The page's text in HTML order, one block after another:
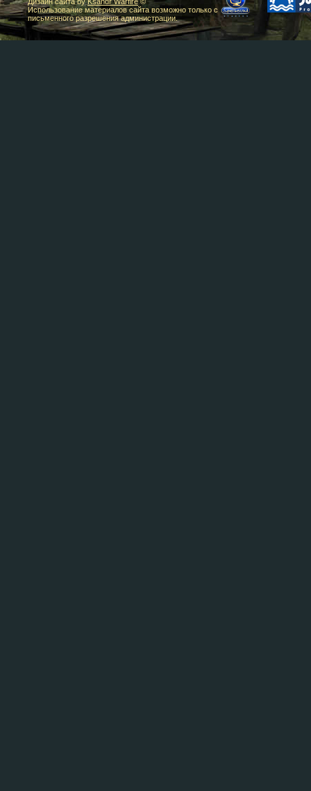
Использование материалов сайта возможно только с
письменного разрешения администрации.